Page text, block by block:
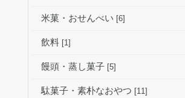
米菓・おせんべい [6]
飲料 [1]
饅頭・蒸し菓子 [5]
駄菓子・素朴なおやつ [11]